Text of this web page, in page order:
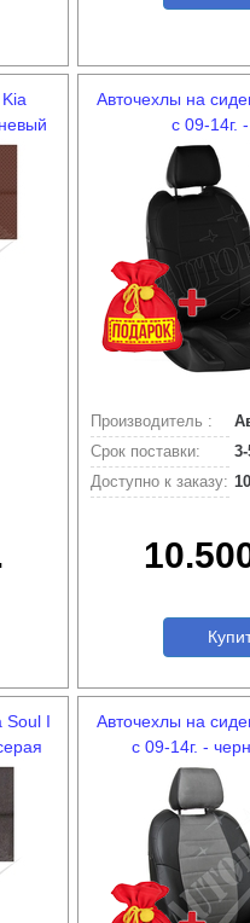
Авточехлы на
с 09-14г.
Производитель :
Срок поставки:
Доступно к заказу:
Soul I
Авточехлы на
с 09-14г. -